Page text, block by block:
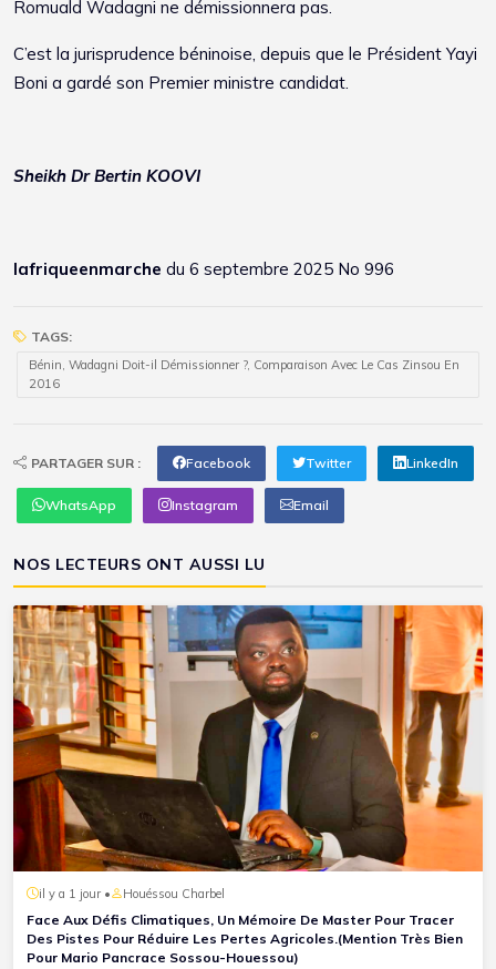
Romuald Wadagni ne démissionnera pas.
C’est la jurisprudence béninoise, depuis que le Président Yayi
Boni a gardé son Premier ministre candidat.
Sheikh Dr Bertin KOOVI
lafriqueenmarche du 6 septembre 2025 No 996
TAGS:
Bénin, Wadagni Doit-il Démissionner ?, Comparaison Avec Le Cas Zinsou En
2016
PARTAGER SUR : Facebook Twitter LinkedIn
WhatsApp Instagram Email
NOS LECTEURS ONT AUSSI LU
il y a 1 jour • Houéssou Charbel
Face Aux Défis Climatiques, Un Mémoire De Master Pour Tracer
Des Pistes Pour Réduire Les Pertes Agricoles.(Mention Très Bien
Pour Mario Pancrace Sossou-Houessou)